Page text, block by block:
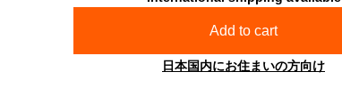
Add to cart
日本国内にお住まいの方向け